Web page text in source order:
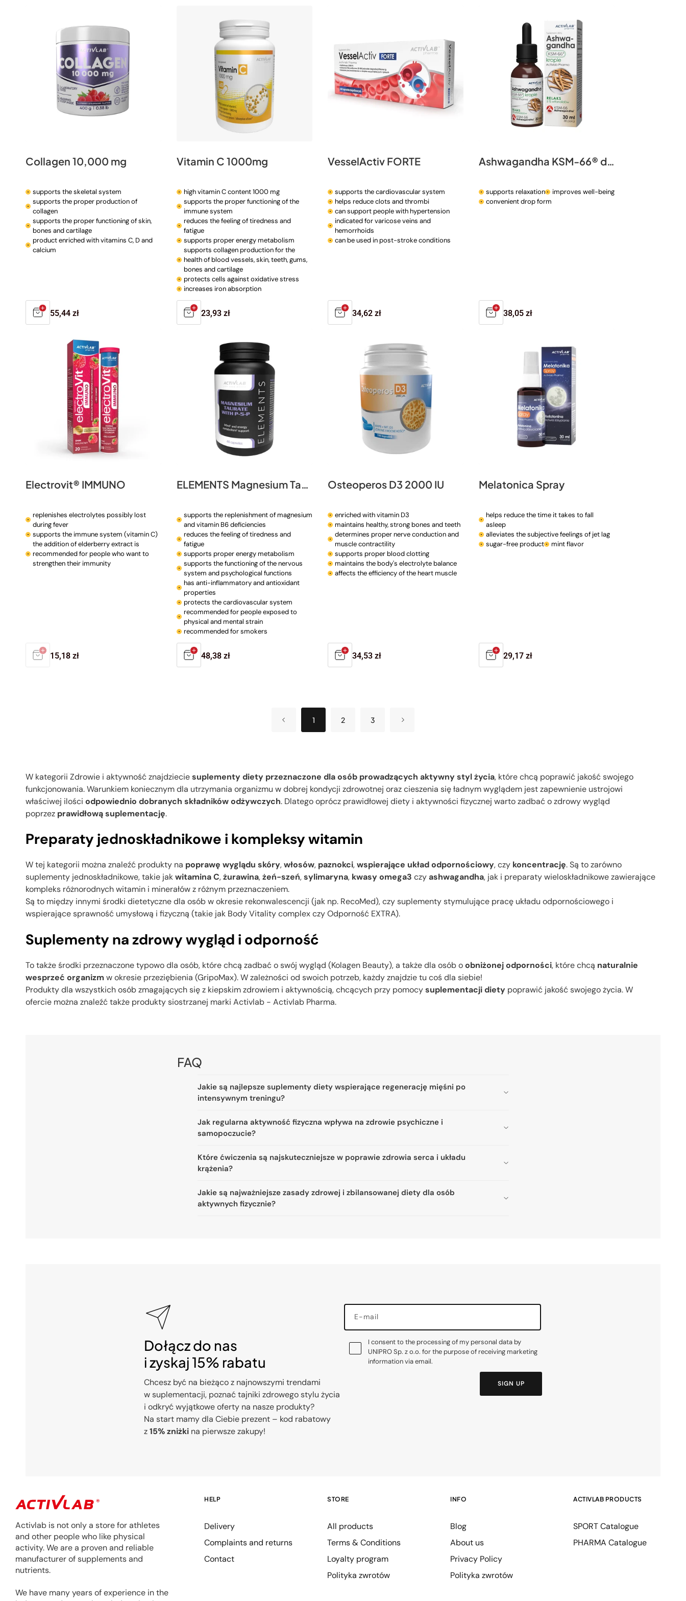
Collagen 10,000 mg
supports the skeletal system
supports the proper production of
collagen
supports the proper functioning of skin,
bones and cartilage
product enriched with vitamins C, D and
calcium
Regular
55,44 zł
Vitamin C 1000mg
high vitamin C content 1000 mg
supports the proper functioning of the
immune system
reduces the feeling of tiredness and
fatigue
supports proper energy metabolism
supports collagen production for the
health of blood vessels, skin, teeth, gums,
bones and cartilage
protects cells against oxidative stress
increases iron absorption
Regular
23,93 zł
VesselActiv FORTE
supports the cardiovascular system
helps reduce clots and thrombi
can support people with hypertension
indicated for varicose veins and
hemorrhoids
can be used in post-stroke conditions
Regular
34,62 zł
Ashwagandha KSM-66® drops
supports relaxation
improves well-being
convenient drop form
Regular
38,05 zł
Electrovit® IMMUNO
replenishes electrolytes possibly lost
during fever
supports the immune system (vitamin C)
the addition of elderberry extract is
recommended for people who want to
strengthen their immunity
Regular
15,18 zł
ELEMENTS Magnesium Taurate with P-5-P
supports the replenishment of magnesium
and vitamin B6 deficiencies
reduces the feeling of tiredness and
fatigue
supports proper energy metabolism
supports the functioning of the nervous
system and psychological functions
has anti-inflammatory and antioxidant
properties
protects the cardiovascular system
recommended for people exposed to
physical and mental strain
recommended for smokers
Regular
48,38 zł
Osteoperos D3 2000 IU
enriched with vitamin D3
maintains healthy, strong bones and teeth
determines proper nerve conduction and
muscle contractility
supports proper blood clotting
maintains the body's electrolyte balance
affects the efficiency of the heart muscle
Regular
34,53 zł
Melatonica Spray
helps reduce the time it takes to fall
asleep
alleviates the subjective feelings of jet lag
sugar-free product
mint flavor
Regular
29,17 zł
1 2 3
W kategorii Zdrowie i aktywność znajdzieciesuplementy diety przeznaczone dla osób prowadzących aktywny styl życia, które chcą poprawić jakość swojego
funkcjonowania. Warunkiem koniecznym dla utrzymania organizmu w dobrej kondycji zdrowotnej oraz cieszenia się ładnym wyglądem jest zapewnienie ustrojowi
właściwej ilości odpowiednio dobranych składników odżywczych. Dlatego oprócz prawidłowej diety i aktywności fizycznej warto zadbać o zdrowy wygląd
poprzez prawidłową suplementację.
Preparaty jednoskładnikowe i kompleksy witamin
W tej kategorii można znaleźć produkty na poprawę wyglądu skóry,włosów, paznokci,wspierające układ odpornościowy, czy koncentrację. Są to zarówno
suplementy jednoskładnikowe, takie jakwitamina C,żurawina,żeń-szeń,sylimaryna, kwasy omega3 czyashwagandha, jak i preparaty wieloskładnikowe zawierające
kompleks różnorodnych witamin i minerałów z różnym przeznaczeniem.
Są to między innymi środki dietetyczne dla osób w okresie rekonwalescencji (jak np. RecoMed), czy suplementy stymulujące pracę układu odpornościowego i
wspierające sprawność umysłową i fizyczną (takie jak Body Vitality complex czy Odporność EXTRA).
Suplementy na zdrowy wygląd i odporność
To także środki przeznaczone typowo dla osób, które chcą zadbać o swój wygląd (Kolagen Beauty), a także dla osób oobniżonej odporności, które chcą naturalnie
wesprzeć organizm w okresie przeziębienia (GripoMax). W zależności od swoich potrzeb, każdy znajdzie tu coś dla siebie!
Produkty dla wszystkich osób zmagających się z kiepskim zdrowiem i aktywnością, chcących przy pomocysuplementacji diety poprawić jakość swojego życia. W
ofercie można znaleźć także produkty siostrzanej marki Activlab - Activlab Pharma.
FAQ
Jakie są najlepsze suplementy diety wspierające regenerację mięśni po
intensywnym treningu?
Jak regularna aktywność fizyczna wpływa na zdrowie psychiczne i
samopoczucie?
Które ćwiczenia są najskuteczniejsze w poprawie zdrowia serca i układu
krążenia?
Jakie są najważniejsze zasady zdrowej i zbilansowanej diety dla osób
aktywnych fizycznie?
Dołącz do nas
i zyskaj 15% rabatu
Chcesz być na bieżąco z najnowszymi trendami
w suplementacji, poznać tajniki zdrowego stylu życia
i odkryć wyjątkowe oferty na nasze produkty?
Na start mamy dla Ciebie prezent – kod rabatowy
z15% zniżki na pierwsze zakupy!
E-mail
I consent to the processing of my personal data by
UNIPRO Sp. z o.o. for the purpose of receiving marketing
information via email.
SIGN UP
Activlab is not only a store for athletes
and other people who like physical
activity. We are a proven and reliable
manufacturer of supplements and
nutrients.
We have many years of experience in the
HELP
Delivery
Complaints and returns
Contact
STORE
All products
Terms & Conditions
Loyalty program
Polityka zwrotów
INFO
Blog
About us
Privacy Policy
Polityka zwrotów
ACTIVLAB PRODUCTS
SPORT Catalogue
PHARMA Catalogue